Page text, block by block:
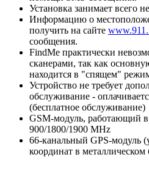
Установка занимает всего
Информацию о
получить на сайте
сообщения.
FindMe практически
сканерами, так как
находится в "спящем"
Устройство не требует
обслуживание -
(бесплатное обслуживание)
GSM-модуль, работающий в
900/1800/1900 MHz
66-канальный GPS-модуль
координат в металлическом